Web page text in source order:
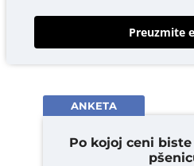
Preuzmite
ANKETA
Po kojoj ceni